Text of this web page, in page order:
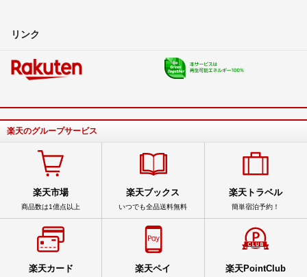
リンク
楽天のグループサービス
楽天市場
商品数は1億点以上
楽天ブックス
いつでも全品送料無料
楽天トラベル
簡単宿泊予約！
楽天カード 楽天ペイ 楽天PointClub